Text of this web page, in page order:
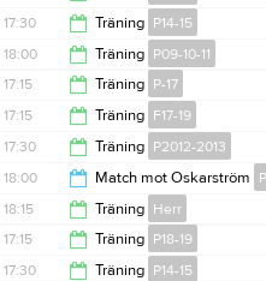
15:00
18:15
17:30 Träning P14-15
19:00
18:00 Träning P09-10-11
19:30
17:15 Träning P-17
18:30
17:15 Träning F17-19
18:30
17:30 Träning P2012-2013
19:00
18:00 Match mot Oskarström
19:30
18:15 Träning Herr
19:45
17:15 Träning P18-19
17:30 Träning P14-15